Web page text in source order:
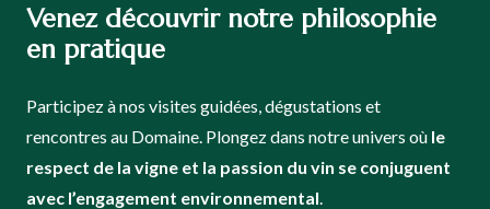
Venez découvrir notre philosophie
en pratique
Participez à nos visites guidées, dégustations et
rencontres au Domaine. Plongez dans notre univers où le
respect de la vigne et la passion du vin se conjuguent
avec l’engagement environnemental.